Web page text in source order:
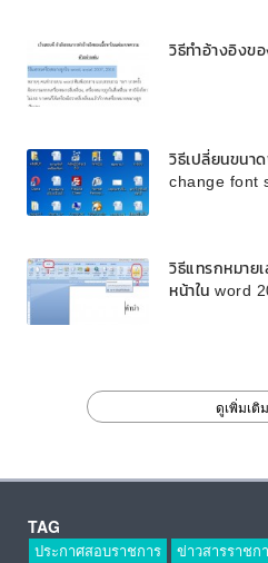
วิธีทำอ้างอิงข
วิธีเปลี่ยนขนา
change font
วิธีแทรกหมาย
หน้าใน word
ดูเพิ่มเติม
TAG
ประกาศสอบราชการ ข่าวสารราชก